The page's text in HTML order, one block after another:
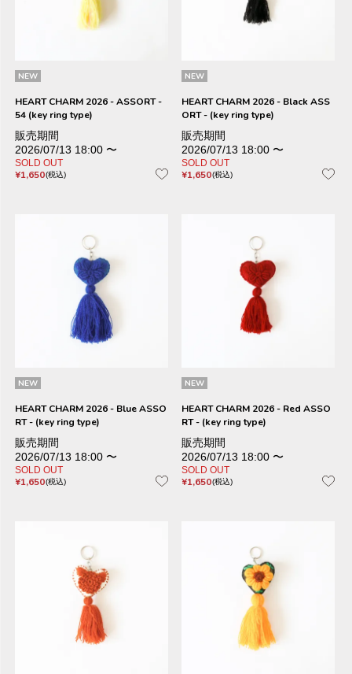
NEW
HEART CHARM 2026 - ASSORT -
54 (key ring type)
販売期間
2026/07/13 18:00 〜
SOLD OUT
¥1,650 税込
NEW
HEART CHARM 2026 - Black ASS
ORT - (key ring type)
販売期間
2026/07/13 18:00 〜
SOLD OUT
¥1,650 税込
NEW
HEART CHARM 2026 - Blue ASSO
RT - (key ring type)
販売期間
2026/07/13 18:00 〜
SOLD OUT
¥1,650 税込
NEW
HEART CHARM 2026 - Red ASSO
RT - (key ring type)
販売期間
2026/07/13 18:00 〜
SOLD OUT
¥1,650 税込